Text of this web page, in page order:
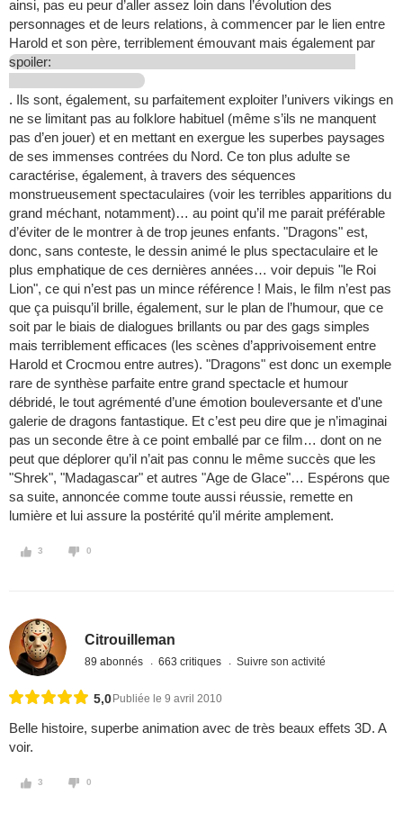
ainsi, pas eu peur d’aller assez loin dans l’évolution des
personnages et de leurs relations, à commencer par le lien entre
Harold et son père, terriblement émouvant mais également par
spoiler:
. Ils sont, également, su parfaitement exploiter l’univers vikings en
ne se limitant pas au folklore habituel (même s’ils ne manquent
pas d’en jouer) et en mettant en exergue les superbes paysages
de ses immenses contrées du Nord. Ce ton plus adulte se
caractérise, également, à travers des séquences
monstrueusement spectaculaires (voir les terribles apparitions du
grand méchant, notamment)… au point qu’il me parait préférable
d’éviter de le montrer à de trop jeunes enfants. "Dragons" est,
donc, sans conteste, le dessin animé le plus spectaculaire et le
plus emphatique de ces dernières années… voir depuis "le Roi
Lion", ce qui n’est pas un mince référence ! Mais, le film n’est pas
que ça puisqu’il brille, également, sur le plan de l’humour, que ce
soit par le biais de dialogues brillants ou par des gags simples
mais terriblement efficaces (les scènes d’apprivoisement entre
Harold et Crocmou entre autres). "Dragons" est donc un exemple
rare de synthèse parfaite entre grand spectacle et humour
débridé, le tout agrémenté d’une émotion bouleversante et d'une
galerie de dragons fantastique. Et c’est peu dire que je n’imaginai
pas un seconde être à ce point emballé par ce film… dont on ne
peut que déplorer qu’il n’ait pas connu le même succès que les
"Shrek", "Madagascar" et autres "Age de Glace"… Espérons que
sa suite, annoncée comme toute aussi réussie, remette en
lumière et lui assure la postérité qu’il mérite amplement.
3 0
Citrouilleman
89 abonnés 663 critiques Suivre son activité
5,0 Publiée le 9 avril 2010
Belle histoire, superbe animation avec de très beaux effets 3D. A
voir.
3 0